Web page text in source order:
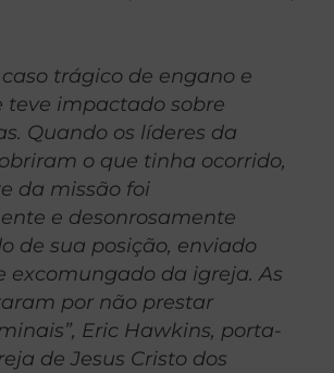
caso trágico de engano e
teve impactado sobre
Quando os líderes da
o que tinha ocorrido,
da missão foi
e desonrosamente
de sua posição, enviado
excomungado da igreja. As
por não prestar
Eric Hawkins, porta-
de Jesus Cristo dos